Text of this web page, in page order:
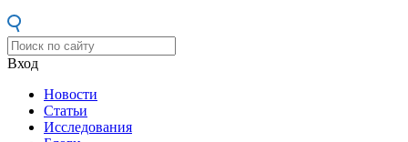
Вход
Новости
Статьи
Исследования